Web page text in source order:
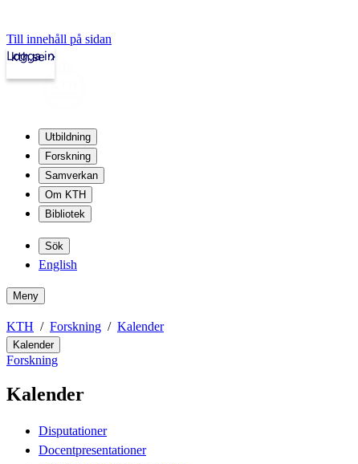
Till innehåll på sidan
kth.se
Logga in
Utbildning
Forskning
Samverkan
Om KTH
Bibliotek
Sök
English
Meny
KTH Forskning Kalender
Kalender
Forskning
Kalender
Disputationer
Docentpresentationer